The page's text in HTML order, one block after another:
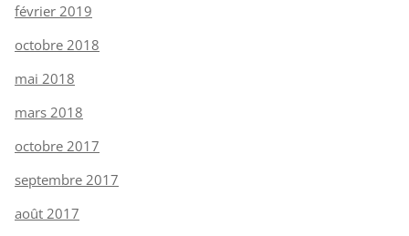
février 2019
octobre 2018
mai 2018
mars 2018
octobre 2017
septembre 2017
août 2017